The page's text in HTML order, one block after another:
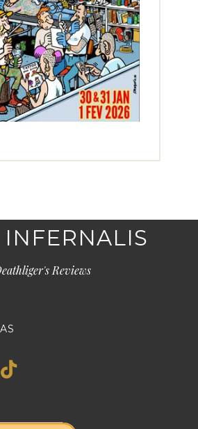
INFERNALIS
Reviews
TikTok